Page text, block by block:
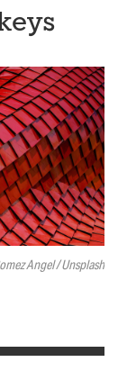
Angel / Unsplash